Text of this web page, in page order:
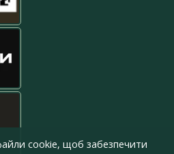
cookie, щоб забезпечити